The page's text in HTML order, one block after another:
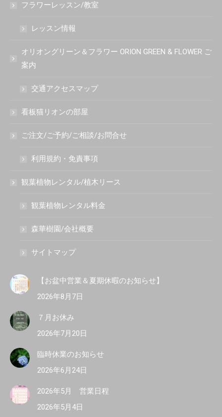
フラワーレッスン/教室
レッスン情報
オリオングリーン＆フラワー ORION GREEN & FLOWER ご
案内
交通アクセスマップ
看板猫リオンの部屋
ご注文/ご予約/ご相談/お問合せ
利用規約・免責事項
観葉植物レンタル/植木リース
観葉植物レンタル料金
森華樹園/会社概要
サイトマップ
【お盆中営業＆夏期休暇のお知らせ】
2026年8月7日
７月お休み
2026年7月20日
臨時休業のお知らせ
2026年6月24日
2026年5月 営業日程
2026年5月4日